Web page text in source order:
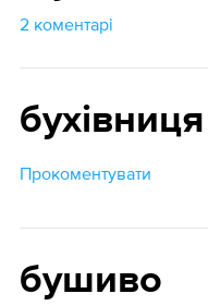
2 коментарі
бухівниця
Прокоментувати
бушиво